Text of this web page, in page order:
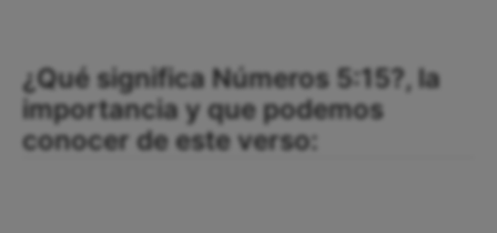
¿Qué significa Números 5:15?, la
importancia y que podemos
conocer de este verso: